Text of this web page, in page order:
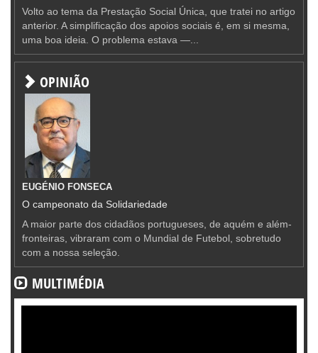
Volto ao tema da Prestação Social Única, que tratei no artigo
anterior. A simplificação dos apoios sociais é, em si mesma,
uma boa ideia. O problema estava —...
OPINIÃO
EUGÉNIO FONSECA
O campeonato da Solidariedade
A maior parte dos cidadãos portugueses, de aquém e além-
fronteiras, vibraram com o Mundial de Futebol, sobretudo
com a nossa seleção.
MULTIMÉDIA